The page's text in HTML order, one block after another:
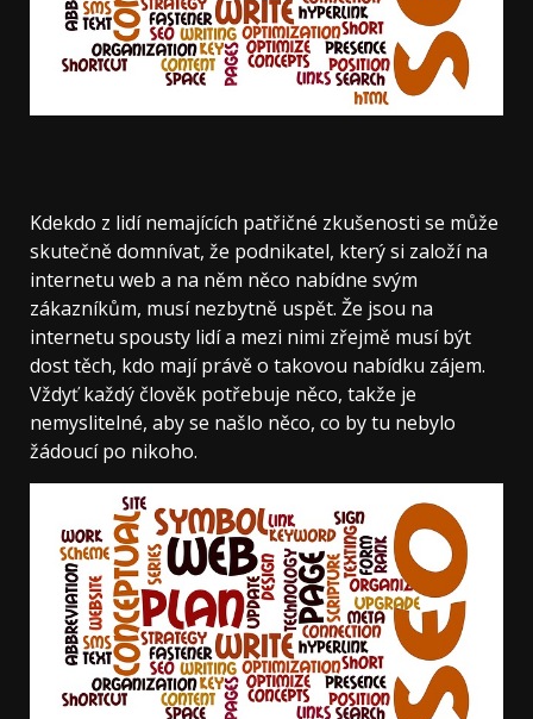
Kdekdo z lidí nemajících patřičné zkušenosti se může
skutečně domnívat, že podnikatel, který si založí na
internetu web a na něm něco nabídne svým
zákazníkům, musí nezbytně uspět. Že jsou na
internetu spousty lidí a mezi nimi zřejmě musí být
dost těch, kdo mají právě o takovou nabídku zájem.
Vždyť každý člověk potřebuje něco, takže je
nemyslitelné, aby se našlo něco, co by tu nebylo
žádoucí po nikoho.